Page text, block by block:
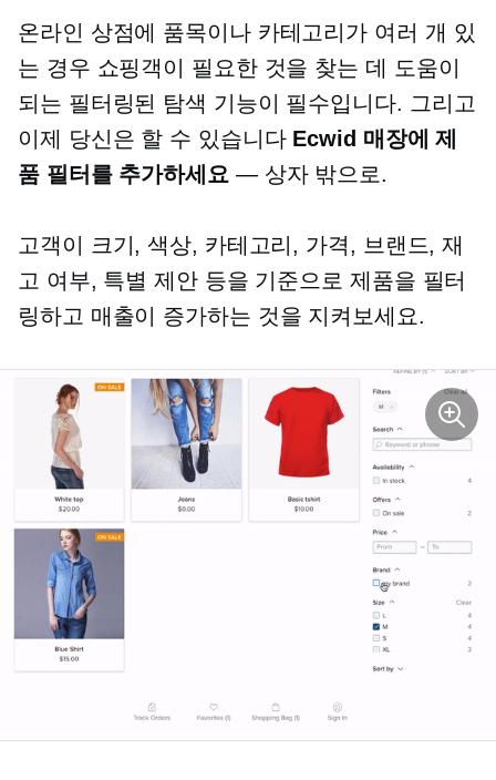
온라인 상점에 품목이나 카테고리가 여러 개 있
는 경우 쇼핑객이 필요한 것을 찾는 데 도움이
되는 필터링된 탐색 기능이 필수입니다. 그리고
이제 당신은 할 수 있습니다 Ecwid 매장에 제
품 필터를 추가하세요 — 상자 밖으로.
고객이 크기, 색상, 카테고리, 가격, 브랜드, 재
고 여부, 특별 제안 등을 기준으로 제품을 필터
링하고 매출이 증가하는 것을 지켜보세요.